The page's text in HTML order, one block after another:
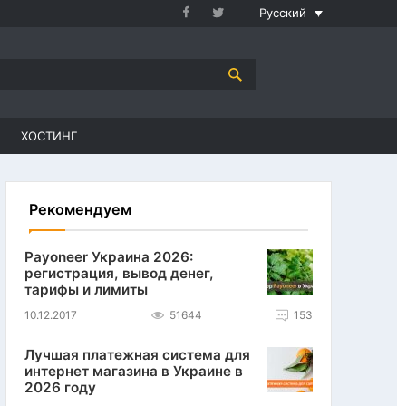
Русский
ХОСТИНГ
Рекомендуем
Payoneer Украина 2026:
регистрация, вывод денег,
тарифы и лимиты
10.12.2017 51644 153
Лучшая платежная система для
интернет магазина в Украине в
2026 году